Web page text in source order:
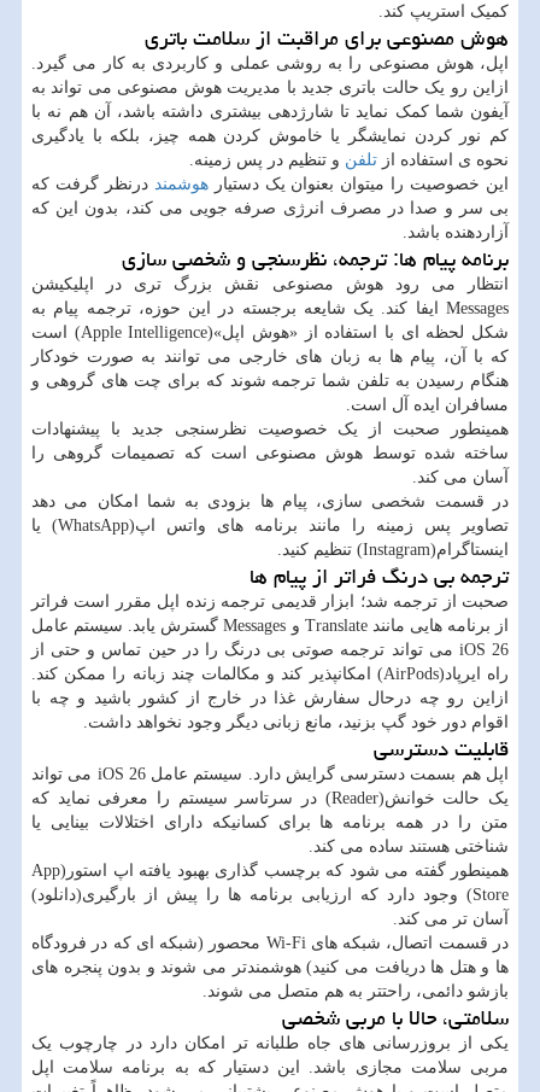
کمیک استریپ کند.
هوش مصنوعی برای مراقبت از سلامت باتری
اپل، هوش مصنوعی را به روشی عملی و کاربردی به کار می گیرد.
ازاین رو یک حالت باتری جدید با مدیریت هوش مصنوعی می تواند به
آیفون شما کمک نماید تا شارژدهی بیشتری داشته باشد، آن هم نه با
کم نور کردن نمایشگر یا خاموش کردن همه چیز، بلکه با یادگیری
نحوه ی استفاده از تلفن و تنظیم در پس زمینه.
این خصوصیت را میتوان بعنوان یک دستیارهوشمند درنظر گرفت که
بی سر و صدا در مصرف انرژی صرفه جویی می کند، بدون این که
آزاردهنده باشد.
برنامه پیام ها: ترجمه، نظرسنجی و شخصی سازی
انتظار می رود هوش مصنوعی نقش بزرگ تری در اپلیکیشن
Messages ایفا کند. یک شایعه برجسته در این حوزه، ترجمه پیام به
شکل لحظه ای با استفاده از «هوش اپل»(Apple Intelligence) است
که با آن، پیام ها به زبان های خارجی می توانند به صورت خودکار
هنگام رسیدن به تلفن شما ترجمه شوند که برای چت های گروهی و
مسافران ایده آل است.
همینطور صحبت از یک خصوصیت نظرسنجی جدید با پیشنهادات
ساخته شده توسط هوش مصنوعی است که تصمیمات گروهی را
آسان می کند.
در قسمت شخصی سازی، پیام ها بزودی به شما امکان می دهد
تصاویر پس زمینه را مانند برنامه های واتس اپ(WhatsApp) یا
اینستاگرام(Instagram) تنظیم کنید.
ترجمه بی درنگ فراتر از پیام ها
صحبت از ترجمه شد؛ ابزار قدیمی ترجمه زنده اپل مقرر است فراتر
از برنامه هایی مانند Translate و Messages گسترش یابد. سیستم عامل
iOS 26 می تواند ترجمه صوتی بی درنگ را در حین تماس و حتی از
راه ایرپاد(AirPods) امکانپذیر کند و مکالمات چند زبانه را ممکن کند.
ازاین رو چه درحال سفارش غذا در خارج از کشور باشید و چه با
اقوام دور خود گپ بزنید، مانع زبانی دیگر وجود نخواهد داشت.
قابلیت دسترسی
اپل هم بسمت دسترسی گرایش دارد. سیستم عامل iOS 26 می تواند
یک حالت خوانش(Reader) در سرتاسر سیستم را معرفی نماید که
متن را در همه برنامه ها برای کسانیکه دارای اختلالات بینایی یا
شناختی هستند ساده می کند.
همینطور گفته می شود که برچسب گذاری بهبود یافته اپ استور(App
Store) وجود دارد که ارزیابی برنامه ها را پیش از بارگیری(دانلود)
آسان تر می کند.
در قسمت اتصال، شبکه های Wi-Fi محصور (شبکه ای که در فرودگاه
ها و هتل ها دریافت می کنید) هوشمندتر می شوند و بدون پنجره های
بازشو دائمی، راحتتر به هم متصل می شوند.
سلامتی، حالا با مربی شخصی
یکی از بروزرسانی های جاه طلبانه تر امکان دارد در چارچوب یک
مربی سلامت مجازی باشد. این دستیار که به برنامه سلامت اپل